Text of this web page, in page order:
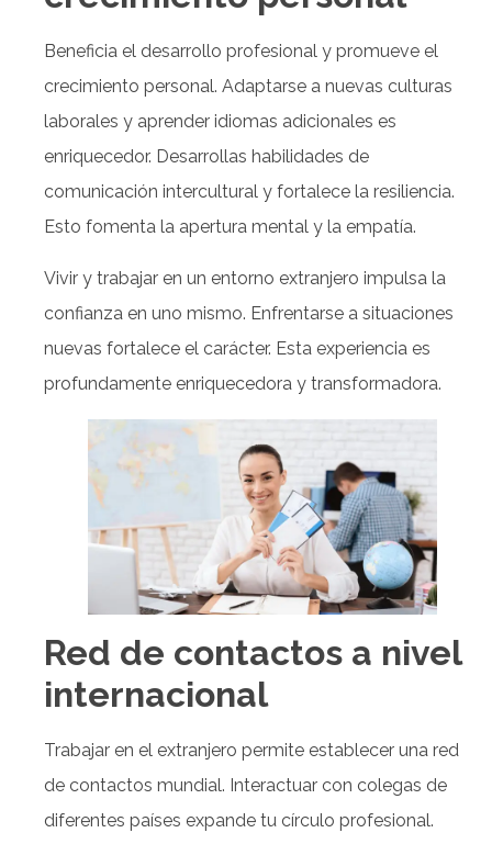
Beneficia el desarrollo profesional y promueve el
crecimiento personal. Adaptarse a nuevas culturas
laborales y aprender idiomas adicionales es
enriquecedor. Desarrollas habilidades de
comunicación intercultural y fortalece la resiliencia.
Esto fomenta la apertura mental y la empatía.
Vivir y trabajar en un entorno extranjero impulsa la
confianza en uno mismo. Enfrentarse a situaciones
nuevas fortalece el carácter. Esta experiencia es
profundamente enriquecedora y transformadora.
Red de contactos a nivel
internacional
Trabajar en el extranjero permite establecer una red
de contactos mundial. Interactuar con colegas de
diferentes países expande tu círculo profesional.